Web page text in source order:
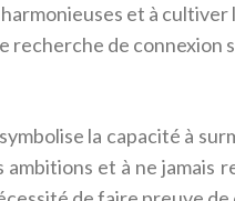
et à cultiver
recherche de connexion
la capacité à
et à ne jamais